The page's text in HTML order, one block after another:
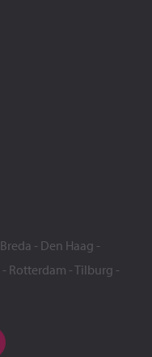
Breda - Den Haag -
- Rotterdam -Tilburg -